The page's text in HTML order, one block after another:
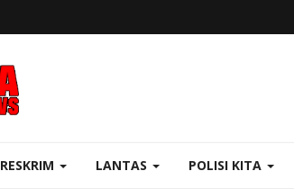
RESKRIM LANTAS POLISI KITA